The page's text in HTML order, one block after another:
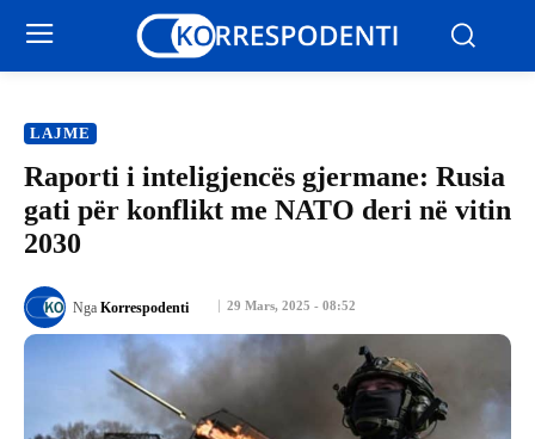
LAJME
Raporti i inteligjencës gjermane: Rusia
gati për konflikt me NATO deri në vitin
2030
29 Mars, 2025 - 08:52
Nga Korrespodenti